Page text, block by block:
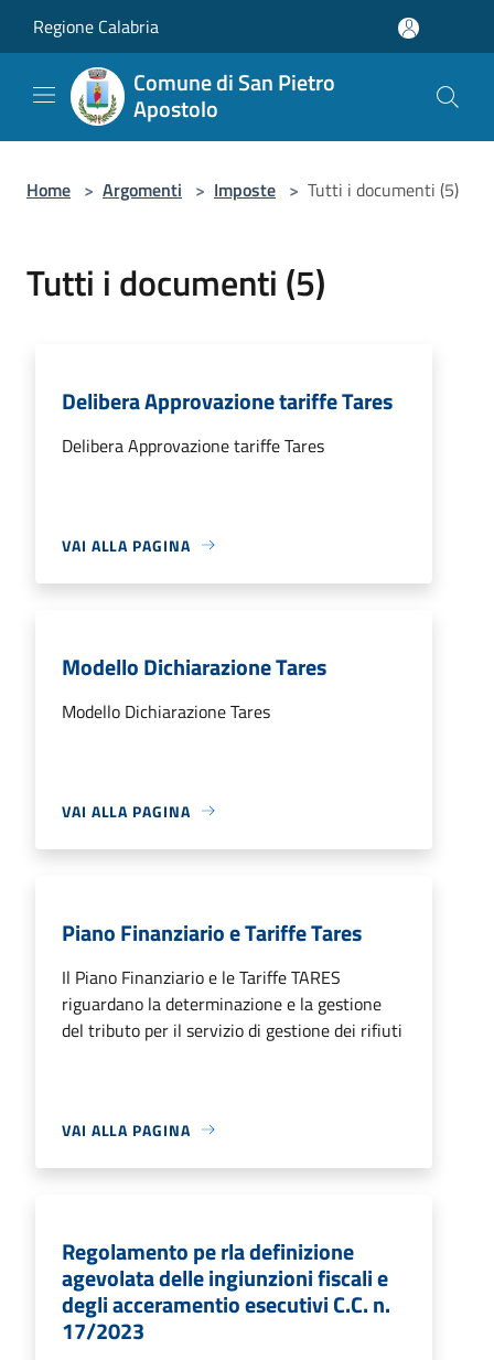
Regione Calabria
Comune di San Pietro
Apostolo
Home > Argomenti > Imposte > Tutti i documenti (5)
Tutti i documenti (5)
Delibera Approvazione tariffe Tares
Delibera Approvazione tariffe Tares
VAI ALLA PAGINA
Modello Dichiarazione Tares
Modello Dichiarazione Tares
VAI ALLA PAGINA
Piano Finanziario e Tariffe Tares
Il Piano Finanziario e le Tariffe TARES
riguardano la determinazione e la gestione
del tributo per il servizio di gestione dei rifiuti
VAI ALLA PAGINA
Regolamento pe rla definizione
agevolata delle ingiunzioni fiscali e
degli acceramentio esecutivi C.C. n.
17/2023